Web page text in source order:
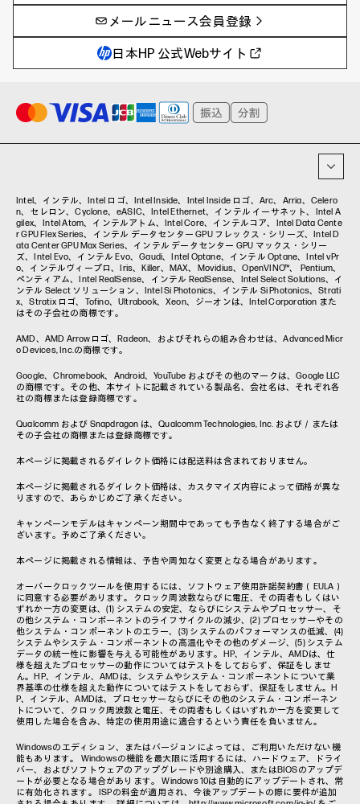
教育とテクノロジー
ハイブリッドワーク
プリンター
AIワークステーション
Poly
WXP（DEXツール）
タグ一覧
メールニュース会員登録
日本HP 公式Webサイト
Intel、インテル、Intel ロゴ、Intel Inside、Intel Inside ロゴ、Arc、Arria、Celero
n、セレロン、Cyclone、eASIC、Intel Ethernet、インテル イーサネット、Intel A
gilex、Intel Atom、インテルアトム、Intel Core、インテルコア、Intel Data Cente
r GPU Flex Series、インテル データセンター GPU フレックス・シリーズ、Intel D
ata Center GPU Max Series、インテル データセンター GPU マックス・シリー
ズ、Intel Evo、インテル Evo、Gaudi、Intel Optane、インテル Optane、Intel vPr
o、インテルヴィープロ、Iris、Killer、MAX、Movidius、OpenVINO™、 Pentium、
ペンティアム、Intel RealSense、インテル RealSense、Intel Select Solutions、イ
ンテル Select ソリューション、Intel Si Photonics、インテル Si Photonics、Strati
x、Stratix ロゴ、Tofino、Ultrabook、Xeon、ジーオンは、Intel Corporation また
はその子会社の商標です。
AMD、AMD Arrowロゴ、Radeon、およびそれらの組み合わせは、Advanced Micr
o Devices, Inc.の商標です。
Google、Chromebook、Android、YouTube およびその他のマークは、Google LLC
の商標です。その他、本サイトに記載されている製品名、会社名は、それぞれ各
社の商標または登録商標です。
Qualcomm および Snapdragon は、Qualcomm Technologies, Inc. および／または
その子会社の商標または登録商標です。
本ページに掲載されるダイレクト価格には配送料は含まれておりません。
本ページに掲載されるダイレクト価格は、カスタマイズ内容によって価格が異な
りますので、あらかじめご了承ください。
キャンペーンモデルはキャンペーン期間中であっても予告なく終了する場合がご
ざいます。予めご了承ください。
本ページに掲載される情報は、予告や周知なく変更となる場合があります。
オーバークロックツールを使用するには、ソフトウェア使用許諾契約書（EULA）
に同意する必要があります。クロック周波数ならびに電圧、その両者もしくはい
ずれか一方の変更は、(1) システムの安定、ならびにシステムやプロセッサー、そ
の他システム・コンポーネントのライフサイクルの減少、(2) プロセッサーやその
他システム・コンポーネントのエラー、(3) システムのパフォーマンスの低減、(4)
システムやシステム・コンポーネントの高温化やその他のダメージ、(5) システム
データの統一性に影響を与える可能性があります。HP、インテル、AMDは、仕
様を超えたプロセッサーの動作についてはテストをしておらず、保証をしませ
ん。HP、インテル、AMDは、システムやシステム・コンポーネントについて業
界基準の仕様を超えた動作についてはテストをしておらず、保証をしません。H
P、インテル、AMDは、プロセッサーならびにその他のシステム・コンポーネン
トについて、クロック周波数と電圧、その両者もしくはいずれか一方を変更して
使用した場合を含み、特定の使用用途に適合するという責任を負いません。
Windowsのエディション、またはバージョンによっては、ご利用いただけない機
能もあります。 Windowsの機能を最大限に活用するには、ハードウェア、ドライ
バー、およびソフトウェアのアップグレードや別途購入、またはBIOSのアップデ
ートが必要となる場合があります。 Windows 10は自動的にアップデートされ、常
に有効化されます。 ISPの料金が適用され、今後アップデートの際に要件が追加